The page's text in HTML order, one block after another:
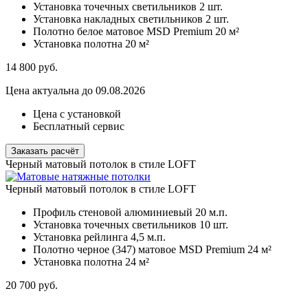
Установка точечных светильников 2 шт.
Установка накладных светильников 2 шт.
Полотно белое матовое MSD Premium 20 м²
Установка полотна 20 м²
14 800 руб.
Цена актуальна до 09.08.2026
Цена с установкой
Бесплатный сервис
Заказать расчёт
Черный матовый потолок в стиле LOFT
Черный матовый потолок в стиле LOFT
Профиль стеновой алюминиевый 20 м.п.
Установка точечных светильников 10 шт.
Установка рейлинга 4,5 м.п.
Полотно черное (347) матовое MSD Premium 24 м²
Установка полотна 24 м²
20 700 руб.